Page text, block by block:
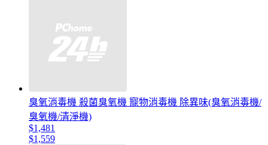
臭氧消毒機 殺菌臭氧機 寵物消毒機 除異味(臭氧消毒機/
臭氧機/清淨機)
$1,481
$1,559